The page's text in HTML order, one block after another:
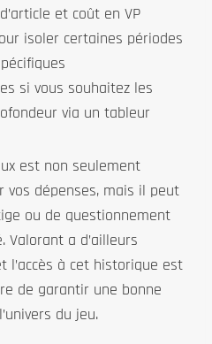
et coût en VP
isoler certaines périodes
si vous souhaitez les
via un tableur
est non seulement
dépenses, mais il peut
ou de questionnement
Valorant a d’ailleurs
l’accès à cet historique est
de garantir une bonne
du jeu.